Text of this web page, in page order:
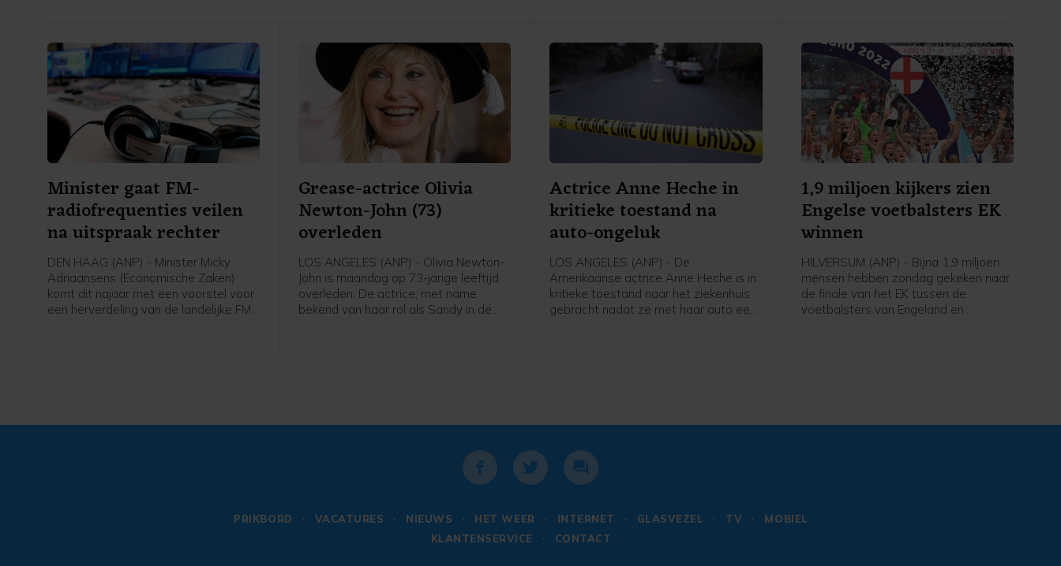
Minister gaat FM-
radiofrequenties veilen
na uitspraak rechter
DEN HAAG (ANP) - Minister Micky
Adriaansens (Economische Zaken)
komt dit najaar met een voorstel voor
een herverdeling van de landelijke FM-
Grease-actrice Olivia
Newton-John (73)
overleden
LOS ANGELES (ANP) - Olivia Newton-
John is maandag op 73-jarige leeftijd
overleden. De actrice, met name
bekend van haar rol als Sandy in de
Actrice Anne Heche in
kritieke toestand na
auto-ongeluk
LOS ANGELES (ANP) - De
Amerikaanse actrice Anne Heche is in
kritieke toestand naar het ziekenhuis
gebracht nadat ze met haar auto een
1,9 miljoen kijkers zien
Engelse voetbalsters EK
winnen
HILVERSUM (ANP) - Bijna 1,9 miljoen
mensen hebben zondag gekeken naar
de finale van het EK tussen de
voetbalsters van Engeland en
PRIKBORD VACATURES NIEUWS HET WEER INTERNET GLASVEZEL TV
MOBIEL
KLANTENSERVICE
CONTACT